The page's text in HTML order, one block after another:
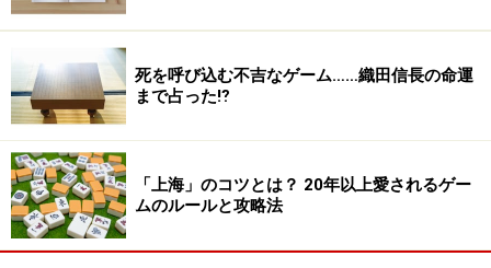
死を呼び込む不吉なゲーム……織田信長の命運
まで占った⁉︎
「上海」のコツとは？ 20年以上愛されるゲー
ムのルールと攻略法